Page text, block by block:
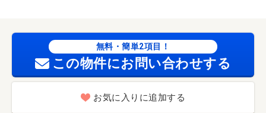
無料・簡単2項目！
この物件にお問い合わせする
お気に入りに追加する